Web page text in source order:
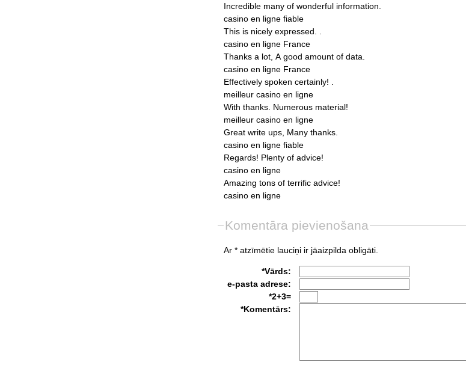
Incredible many of wonderful information.
casino en ligne fiable
This is nicely expressed.
casino en ligne France
Thanks a lot, A good amount of data.
casino en ligne France
Effectively spoken certainly!
meilleur casino en ligne
With thanks. Numerous material!
meilleur casino en ligne
Great write ups, Many thanks.
casino en ligne fiable
Regards! Plenty of advice!
casino en ligne
Amazing tons of terrific advice!
casino en ligne
Komentāra pievienošana
Ar * atzīmētie lauciņi ir jāaizpilda obligāti.
*Vārds:
e-pasta adrese:
*2+3=
*Komentārs: